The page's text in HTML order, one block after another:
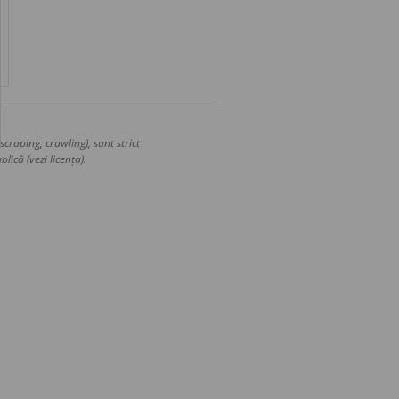
crawling), sunt strict
(vezi licența).